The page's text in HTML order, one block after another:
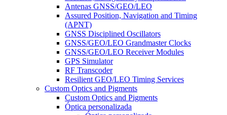
Antenas GNSS/GEO/LEO
Assured Position, Navigation and Timing
(APNT)
GNSS Disciplined Oscillators
GNSS/GEO/LEO Grandmaster Clocks
GNSS/GEO/LEO Receiver Modules
GPS Simulator
RF Transcoder
Resilient GEO/LEO Timing Services
Custom Optics and Pigments
Custom Optics and Pigments
Óptica personalizada